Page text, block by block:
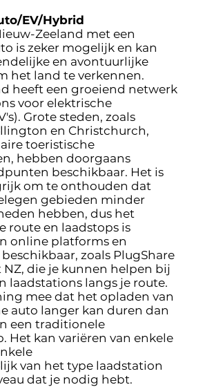
EV/Hybrid
Zeeland met een
is zeker mogelijk en kan
en avontuurlijke
het land te verkennen.
heeft een groeiend netwerk
voor elektrische
Grote steden, zoals
en Christchurch,
toeristische
hebben doorgaans
beschikbaar. Het is
om te onthouden dat
gebieden minder
hebben, dus het
route en laadstops is
online platforms en
zoals PlugShare
NZ, die je kunnen helpen bij
laadstations langs je route.
mee dat het opladen van
auto langer kan duren dan
een traditionele
Het kan variëren van enkele
van het type laadstation
dat je nodig hebt.